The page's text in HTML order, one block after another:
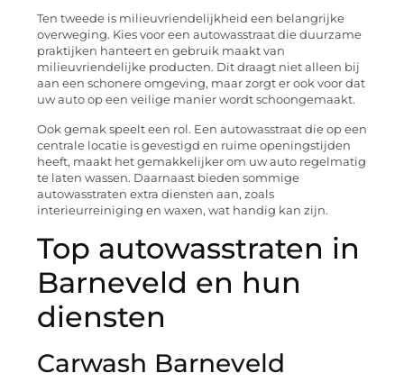
Ten tweede is milieuvriendelijkheid een belangrijke
overweging. Kies voor een autowasstraat die duurzame
praktijken hanteert en gebruik maakt van
milieuvriendelijke producten. Dit draagt niet alleen bij
aan een schonere omgeving, maar zorgt er ook voor dat
uw auto op een veilige manier wordt schoongemaakt.
Ook gemak speelt een rol. Een autowasstraat die op een
centrale locatie is gevestigd en ruime openingstijden
heeft, maakt het gemakkelijker om uw auto regelmatig
te laten wassen. Daarnaast bieden sommige
autowasstraten extra diensten aan, zoals
interieurreiniging en waxen, wat handig kan zijn.
Top autowasstraten in
Barneveld en hun
diensten
Carwash Barneveld